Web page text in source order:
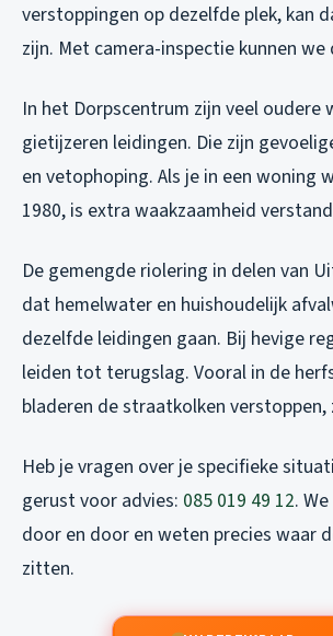
verstoppingen op dezelfde plek, kan
zijn. Met camera-inspectie kunnen
In het Dorpscentrum zijn veel oudere
gietijzeren leidingen. Die zijn
en vetophoping. Als je in een woning
1980, is extra waakzaamheid
De gemengde riolering in delen van
dat hemelwater en huishoudelijk
dezelfde leidingen gaan. Bij hevige
leiden tot terugslag. Vooral in de
bladeren de straatkolken verstoppen,
Heb je vragen over je specifieke
gerust voor advies: 085 019 49 12.
door en door en weten precies waar
zitten.